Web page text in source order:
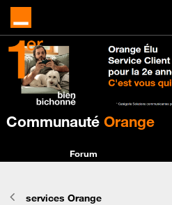
Communauté Orange
Forum
services Orange